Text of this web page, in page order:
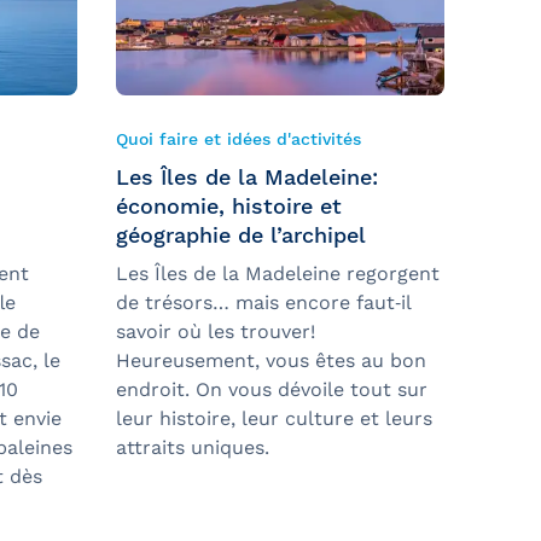
de
le
envie
dès
Quoi faire et idées d'activités
Les Îles de la Madeleine:
économie, histoire et
géographie de l’archipel
Les Îles de la Madeleine regorgent
de trésors… mais encore faut‑il
savoir où les trouver!
Heureusement, vous êtes au bon
endroit. On vous dévoile tout sur
leur histoire, leur culture et leurs
attraits uniques.